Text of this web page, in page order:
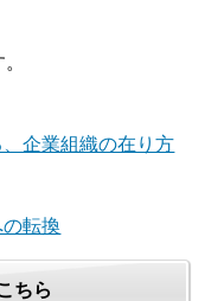
企業組織の在り方
転換
ちら